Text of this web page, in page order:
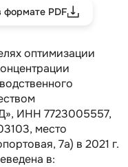
формате PDF
оптимизации
ИНН 7723005557,
место
7а) в 2021 г.
в: